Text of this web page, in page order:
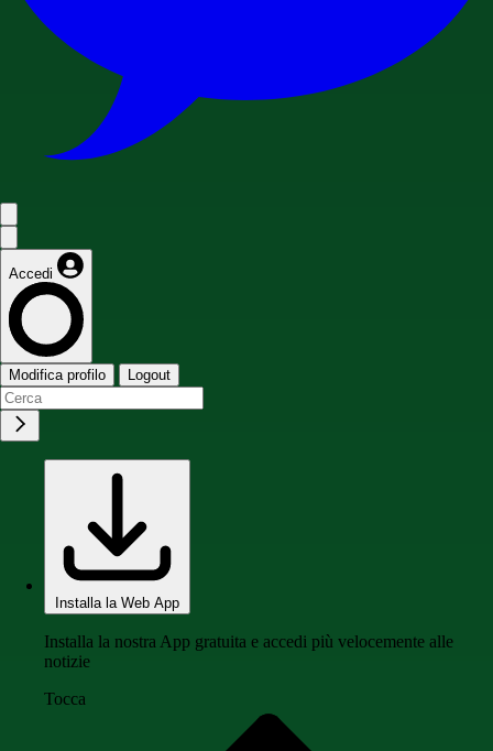
Accedi
Modifica profilo Logout
Installa la Web App
Installa la nostra App gratuita e accedi più velocemente alle
notizie
Tocca